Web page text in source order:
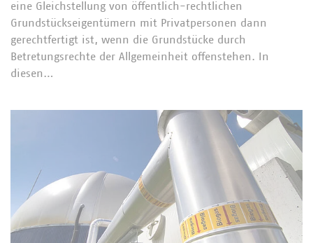
eine Gleichstellung von öffentlich-rechtlichen
Grundstückseigentümern mit Privatpersonen dann
gerechtfertigt ist, wenn die Grundstücke durch
Betretungsrechte der Allgemeinheit offenstehen. In
diesen…